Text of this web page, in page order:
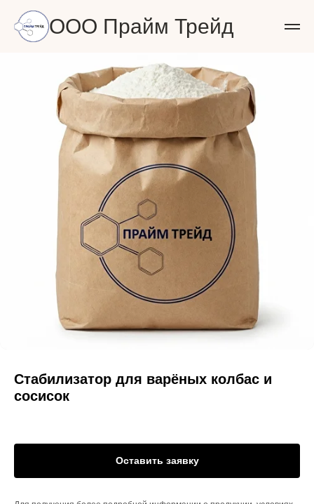
ООО Прайм Трейд
Стабилизатор для варёных колбас и
сосисок
Оставить заявку